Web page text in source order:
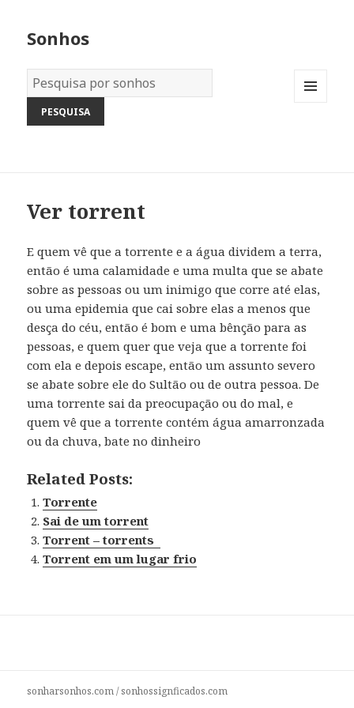
Sonhos
Dicionário
dos
Sonhos:
Ver torrent
E quem vê que a torrente e a água dividem a terra,
então é uma calamidade e uma multa que se abate
sobre as pessoas ou um inimigo que corre até elas,
ou uma epidemia que cai sobre elas a menos que
desça do céu, então é bom e uma bênção para as
pessoas, e quem quer que veja que a torrente foi
com ela e depois escape, então um assunto severo
se abate sobre ele do Sultão ou de outra pessoa. De
uma torrente sai da preocupação ou do mal, e
quem vê que a torrente contém água amarronzada
ou da chuva, bate no dinheiro
Related Posts:
Torrente
Sai de um torrent
Torrent – torrents
Torrent em um lugar frio
sonharsonhos.com/sonhossignficados.com